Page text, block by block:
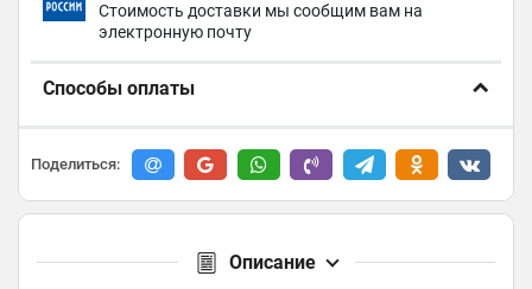
Стоимость доставки мы сообщим вам на
электронную почту
Способы оплаты
Поделиться:
Описание